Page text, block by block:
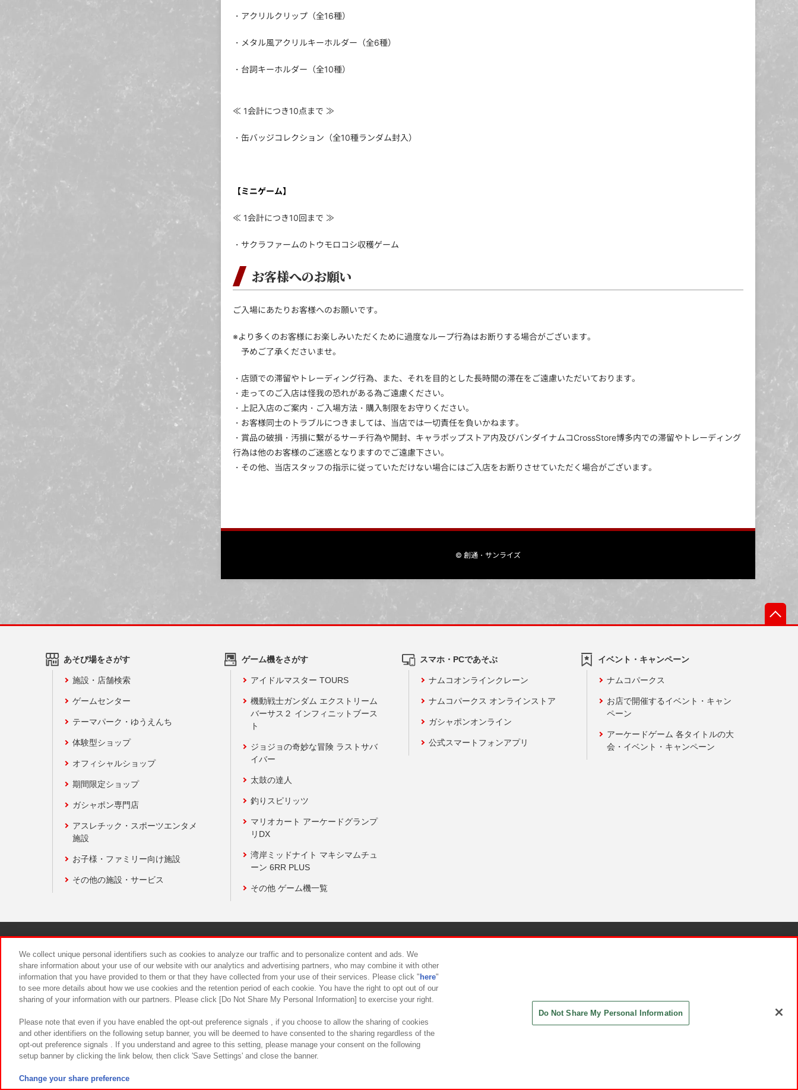
・アクリルクリップ（全16種）
・メタル風アクリルキーホルダー（全6種）
・台詞キーホルダー（全10種）
≪ 1会計につき10点まで ≫
・缶バッジコレクション（全10種ランダム封入）
【ミニゲーム】
≪ 1会計につき10回まで ≫
・サクラファームのトウモロコシ収穫ゲーム
お客様へのお願い
ご入場にあたりお客様へのお願いです。
※より多くのお客様にお楽しみいただくために過度なループ行為はお断りする場合がございます。
予めご了承くださいませ。
・店頭での滞留やトレーディング行為、また、それを目的とした長時間の滞在をご遠慮いただいております。
・走ってのご入店は怪我の恐れがある為ご遠慮ください。
・上記入店のご案内・ご入場方法・購入制限をお守りください。
・お客様同士のトラブルにつきましては、当店では一切責任を負いかねます。
・賞品の破損・汚損に繋がるサーチ行為や開封、キャラポップストア内及びバンダイナムコCrossStore博多内での滞留やトレーディング
行為は他のお客様のご迷惑となりますのでご遠慮下さい。
・その他、当店スタッフの指示に従っていただけない場合にはご入店をお断りさせていただく場合がございます。
© 創通・サンライズ
あそび場をさがす
施設・店舗検索
ゲームセンター
テーマパーク・ゆうえんち
体験型ショップ
オフィシャルショップ
期間限定ショップ
ガシャポン専門店
アスレチック・スポーツエンタメ
施設
お子様・ファミリー向け施設
その他の施設・サービス
ゲーム機をさがす
アイドルマスター TOURS
機動戦士ガンダム エクストリーム
バーサス２ インフィニットブース
ト
ジョジョの奇妙な冒険 ラストサバ
イバー
太鼓の達人
釣りスピリッツ
マリオカート アーケードグランプ
リDX
湾岸ミッドナイト マキシマムチュ
ーン 6RR PLUS
その他 ゲーム機一覧
スマホ・PCであそぶ
ナムコオンラインクレーン
ナムコパークス オンラインストア
ガシャポンオンライン
公式スマートフォンアプリ
イベント・キャンペーン
ナムコパークス
お店で開催するイベント・キャン
ペーン
アーケードゲーム 各タイトルの大
会・イベント・キャンペーン
食品のご提供について カスタマーハラスメント対応方針
We collect unique personal identifiers such as cookies to analyze our traffic and to personalize content and ads. We
share information about your use of our website with our analytics and advertising partners, who may combine it with other
information that you have provided to them or that they have collected from your use of their services. Please click " here"
to see more details about how we use cookies and the retention period of each cookie. You have the right to opt out of our
sharing of your information with our partners. Please click [Do Not Share My Personal Information] to exercise your right.
Please note that even if you have enabled the opt-out preference signals , if you choose to allow the sharing of cookies
and other identifiers on the following setup banner, you will be deemed to have consented to the sharing regardless of the
opt-out preference signals . If you understand and agree to this setting, please manage your consent on the following
setup banner by clicking the link below, then click 'Save Settings' and close the banner.
Change your share preference
Do Not Share My Personal Information